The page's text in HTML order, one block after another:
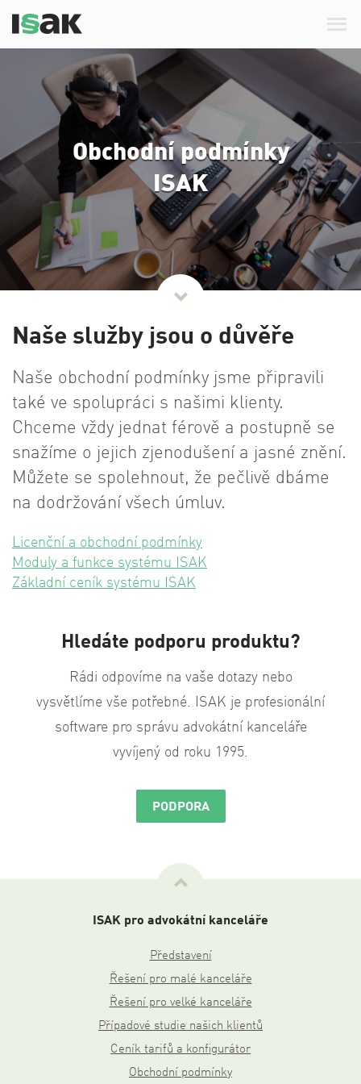
Obchodní podmínky
ISAK
Dále
Naše služby jsou o důvěře
Naše obchodní podmínky jsme připravili
také ve spolupráci s našimi klienty.
Chceme vždy jednat férově a postupně se
snažíme o jejich zjenodušení a jasné znění.
Můžete se spolehnout, že pečlivě dbáme
na dodržování všech úmluv.
Licenční a obchodní podmínky
Moduly a funkce systému ISAK
Základní ceník systému ISAK
Hledáte podporu produktu?
Rádi odpovíme na vaše dotazy nebo
vysvětlíme vše potřebné. ISAK je profesionální
software pro správu advokátní kanceláře
vyvíjený od roku 1995.
PODPORA
ISAK pro advokátní kanceláře
Představení
Řešení pro malé kanceláře
Řešení pro velké kanceláře
Případové studie našich klientů
Ceník tarifů a konfigurátor
Obchodní podmínky
Nahoru